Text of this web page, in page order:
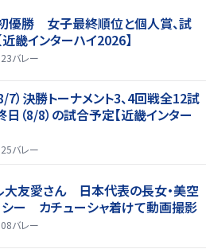
優勝 女子最終順位と個人賞、試
畿インターハイ2026】
バレー
7）決勝トーナメント3、4回戦全12試
（8/8）の試合予定【近畿インター
バレー
大友愛さん 日本代表の長女・美空
シー カチューシャ着けて動画撮影
バレー